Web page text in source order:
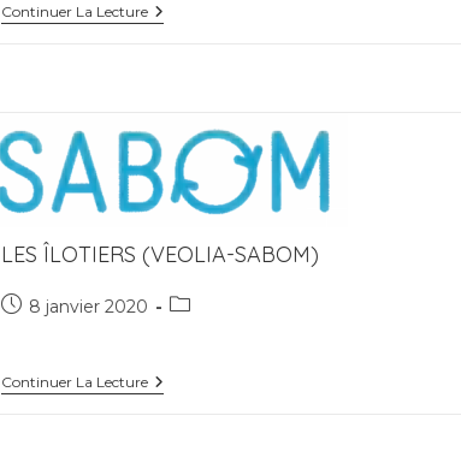
Continuer La LectureAPREVA
LES ÎLOTIERS (VEOLIA-SABOM)
Publication
8 janvier 2020
Post
Continuer La LectureLes
Îlotiers